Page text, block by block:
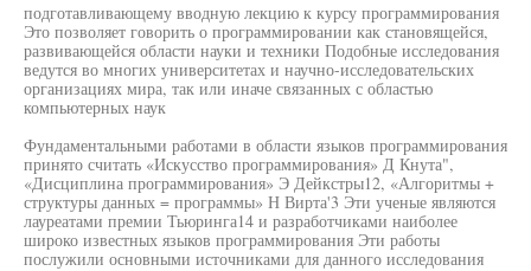
подготавливающему вводную лекцию к курсу программирования
Это позволяет говорить о программировании как становящейся,
развивающейся области науки и техники Подобные исследования
ведутся во многих университетах и научно-исследовательских
организациях мира, так или иначе связанных с областью
компьютерных наук
Фундаментальными работами в области языков программирования
принято считать «Искусство программирования» Д Кнута",
«Дисциплина программирования» Э Дейкстры12, «Алгоритмы +
структуры данных = программы» Н Вирта'3 Эти ученые являются
лауреатами премии Тьюринга14 и разработчиками наиболее
широко известных языков программирования Эти работы
послужили основными источниками для данного исследования